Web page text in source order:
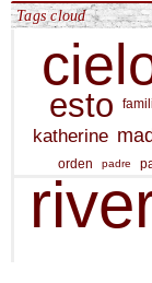
Tags cloud
esto
katherine
orden padre